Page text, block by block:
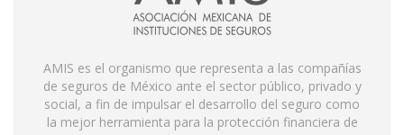
AMIS es el organismo que representa a las compañías
de seguros de México ante el sector público, privado y
social, a fin de impulsar el desarrollo del seguro como
la mejor herramienta para la protección financiera de